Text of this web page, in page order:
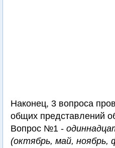
Наконец, 3 вопроса
общих представлений
Вопрос №1 -
(октябрь, май, ноябрь,